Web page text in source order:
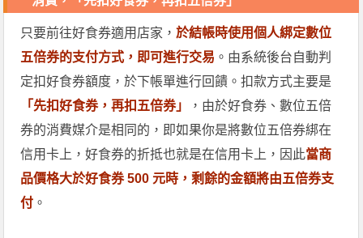
只要前往好食券適用店家，於結帳時使用個人綁定數位
五倍券的支付方式，即可進行交易 。由系統後台自動判
定扣好食券額度，於下帳單進行回饋。扣款方式主要是
「先扣好食券，再扣五倍券」
，由於好食券、數位五倍
券的消費媒介是相同的，即如果你是將數位五倍券綁在
信用卡上，好食券的折抵也就是在信用卡上，因此當商
品價格大於好食券 500 元時，剩餘的金額將由五倍券支
付 。